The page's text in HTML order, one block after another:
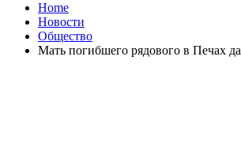
Home
Новости
Общество
Мать погибшего рядового в Печах